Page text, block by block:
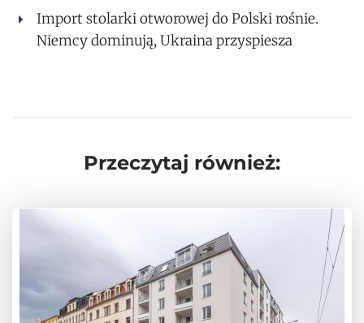
Import stolarki otworowej do Polski rośnie.
Niemcy dominują, Ukraina przyspiesza
Przeczytaj również: